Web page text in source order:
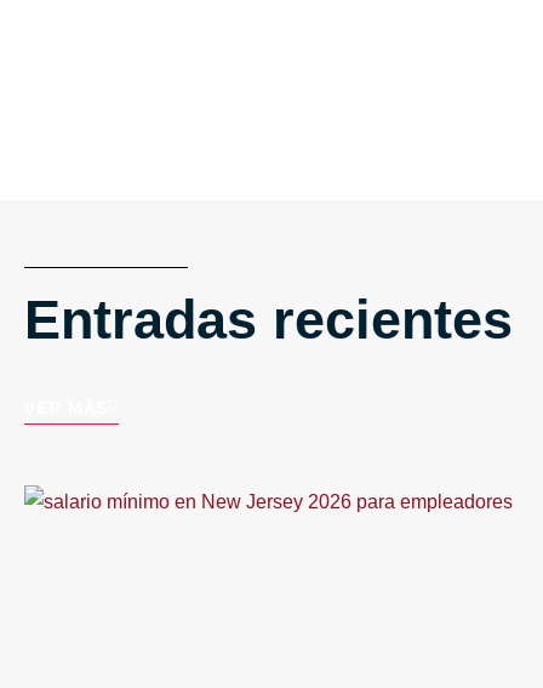
Entradas recientes